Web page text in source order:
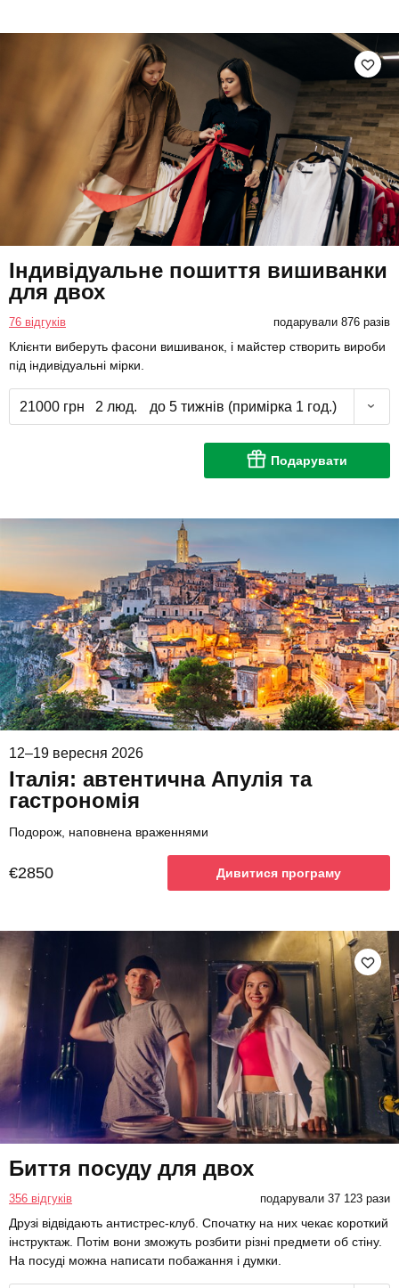
Індивідуальне пошиття вишиванки
для двох
76 відгуків подарували 876 разів
Клієнти виберуть фасони вишиванок, і майстер створить вироби
під індивідуальні мірки.
21000 грн 2 люд. до 5 тижнів (примірка 1 год.)
Подарувати
12–19 вересня 2026
Італія: автентична Апулія та
гастрономія
Подорож, наповнена враженнями
€2850 Дивитися програму
Биття посуду для двох
356 відгуків подарували 37 123 рази
Друзі відвідають антистрес-клуб. Спочатку на них чекає короткий
інструктаж. Потім вони зможуть розбити різні предмети об стіну.
На посуді можна написати побажання і думки.